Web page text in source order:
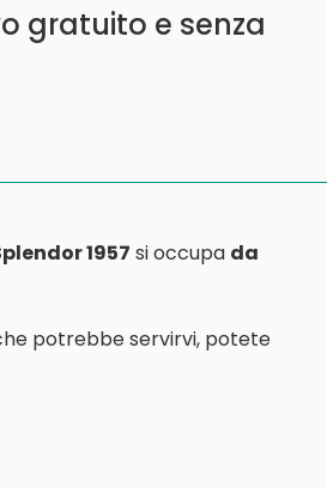
gratuito e senza
1957 si occupa da
potrebbe servirvi, potete